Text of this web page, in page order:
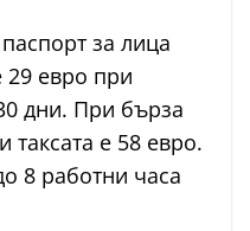
за лица
29 евро при
дни. При бърза
таксата е 58 евро.
8 работни часа